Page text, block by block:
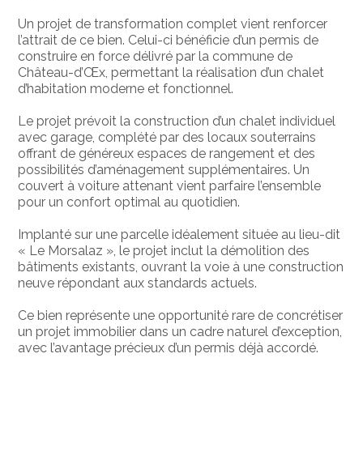
Un projet de transformation complet vient renforcer
l’attrait de ce bien. Celui-ci bénéficie d’un permis de
construire en force délivré par la commune de
Château-d’Œx, permettant la réalisation d’un chalet
d’habitation moderne et fonctionnel.
Le projet prévoit la construction d’un chalet individuel
avec garage, complété par des locaux souterrains
offrant de généreux espaces de rangement et des
possibilités d’aménagement supplémentaires. Un
couvert à voiture attenant vient parfaire l’ensemble
pour un confort optimal au quotidien.
Implanté sur une parcelle idéalement située au lieu-dit
« Le Morsalaz », le projet inclut la démolition des
bâtiments existants, ouvrant la voie à une construction
neuve répondant aux standards actuels.
Ce bien représente une opportunité rare de concrétiser
un projet immobilier dans un cadre naturel d’exception,
avec l’avantage précieux d’un permis déjà accordé.